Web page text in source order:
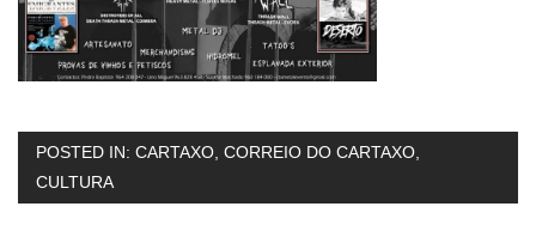
POSTED IN: CARTAXO CORREIO DO CARTAXO
CULTURA